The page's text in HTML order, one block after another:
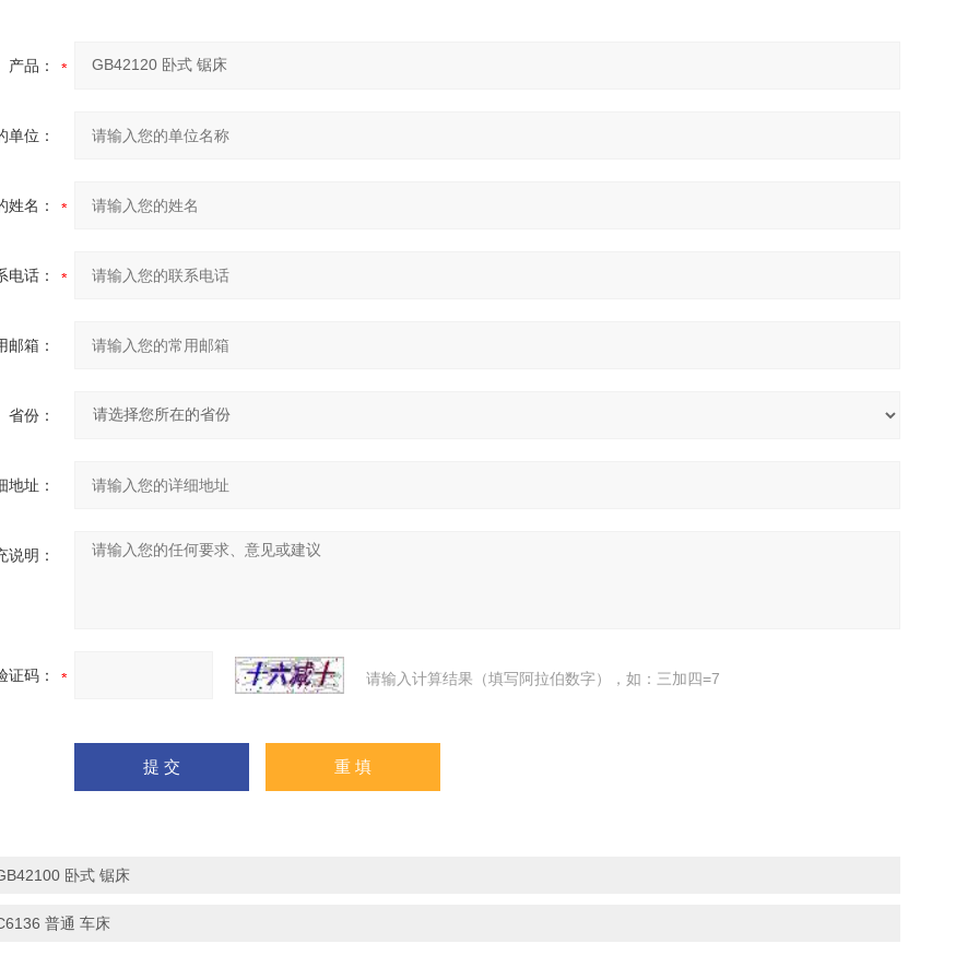
产品：
单位：
姓名：
电话：
邮箱：
省份：
地址：
说明：
证码： 请输入计算结果（填写阿拉伯数字），如：三加四=7
卧式 锯床
普通 车床